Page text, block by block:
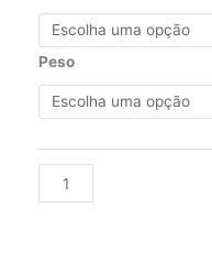
Peso
de
lixa
água
T223
grão